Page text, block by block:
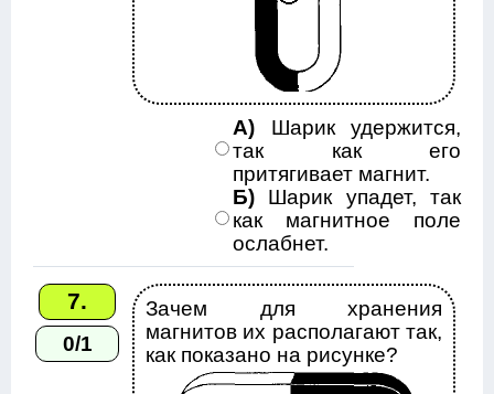
А) Шарик удержится,
так как его
притягивает магнит.
Б) Шарик упадет, так
как магнитное поле
ослабнет.
7.
0/1
Зачем для хранения
магнитов их располагают так,
как показано на рисунке?